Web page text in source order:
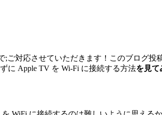
ご対応させていただきます！このブログ
に Apple TV を Wi-Fi に接続する方法を見て